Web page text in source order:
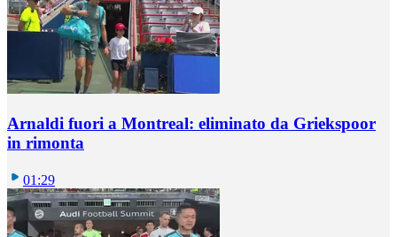
Arnaldi fuori a Montreal: eliminato da Griekspoor
in rimonta
01:29